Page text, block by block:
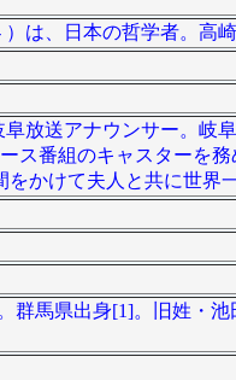
は、日本の哲学者。高
放送アナウンサー。岐
ス番組のキャスターを
かけて夫人と共に世界
群馬県出身[1]。旧姓・